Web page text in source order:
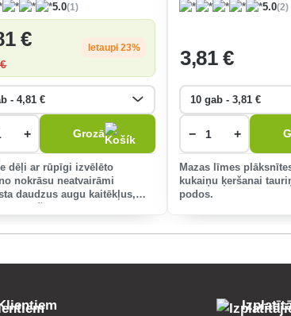
5.0(1)
€ Ietaupi 23%
+ Grozā
dēļi ar rūpīgi izvēlēto
nokrāsu neatvairāmi
daudzus augu kaitēkļus,
la
5.0(2)
3,81 €
− +
Mazas līmes
kukaiņu ķeršanai
podos.
Klientiem